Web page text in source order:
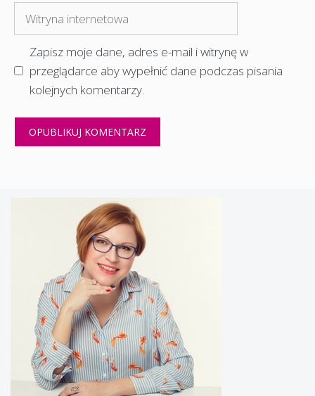
internetowa
Zapisz moje dane, adres e-mail i witrynę w
przeglądarce aby wypełnić dane podczas pisania
kolejnych komentarzy.